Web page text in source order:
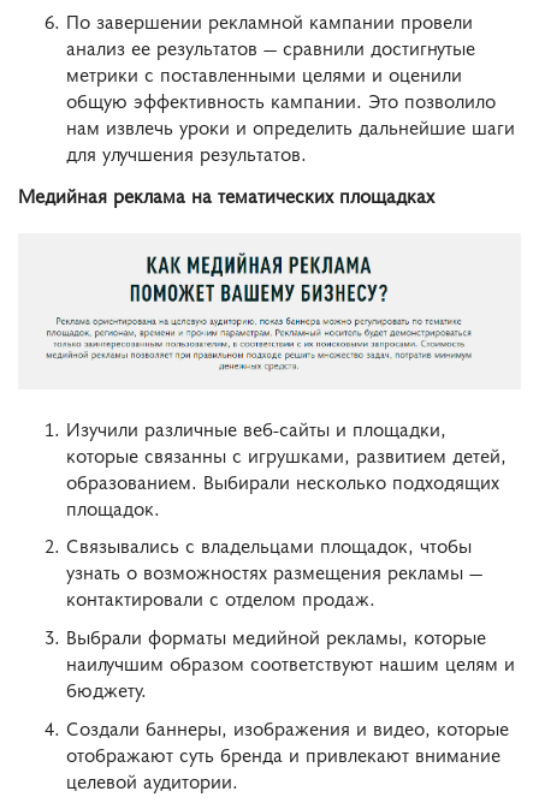
По завершении рекламной кампании провели
анализ ее результатов — сравнили достигнутые
метрики с поставленными целями и оценили
общую эффективность кампании. Это позволило
нам извлечь уроки и определить дальнейшие шаги
для улучшения результатов.
Медийная реклама на тематических площадках
Изучили различные веб-сайты и площадки,
которые связанны с игрушками, развитием детей,
образованием. Выбирали несколько подходящих
площадок.
Связывались с владельцами площадок, чтобы
узнать о возможностях размещения рекламы —
контактировали с отделом продаж.
Выбрали форматы медийной рекламы, которые
наилучшим образом соответствуют нашим целям и
бюджету.
Создали баннеры, изображения и видео, которые
отображают суть бренда и привлекают внимание
целевой аудитории.